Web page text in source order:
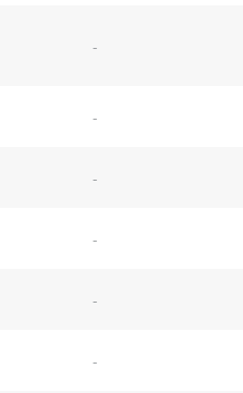
-
-
-
-
-
-